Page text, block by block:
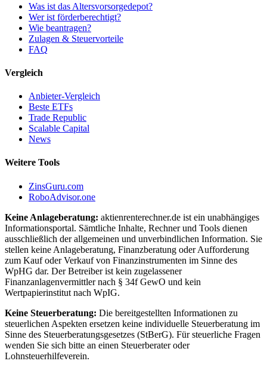
Was ist das Altersvorsorgedepot?
Wer ist förderberechtigt?
Wie beantragen?
Zulagen & Steuervorteile
FAQ
Vergleich
Anbieter-Vergleich
Beste ETFs
Trade Republic
Scalable Capital
News
Weitere Tools
ZinsGuru.com
RoboAdvisor.one
Keine Anlageberatung: aktienrenterechner.de ist ein unabhängiges
Informationsportal. Sämtliche Inhalte, Rechner und Tools dienen
ausschließlich der allgemeinen und unverbindlichen Information. Sie
stellen keine Anlageberatung, Finanzberatung oder Aufforderung
zum Kauf oder Verkauf von Finanzinstrumenten im Sinne des
WpHG dar. Der Betreiber ist kein zugelassener
Finanzanlagenvermittler nach § 34f GewO und kein
Wertpapierinstitut nach WpIG.
Keine Steuerberatung: Die bereitgestellten Informationen zu
steuerlichen Aspekten ersetzen keine individuelle Steuerberatung im
Sinne des Steuerberatungsgesetzes (StBerG). Für steuerliche Fragen
wenden Sie sich bitte an einen Steuerberater oder
Lohnsteuerhilfeverein.